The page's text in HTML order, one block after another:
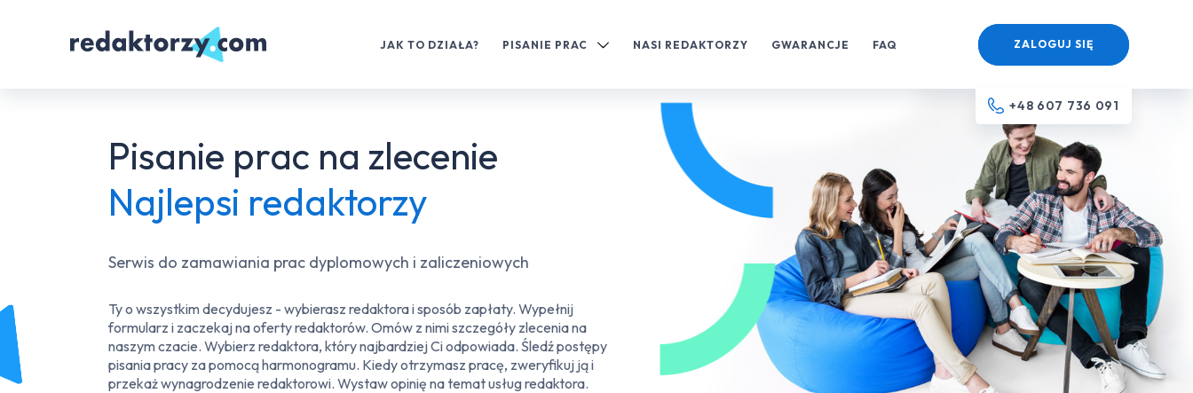
JAK TO DZIAŁA? PISANIE PRAC NASI REDAKTORZY GWARANCJE FAQ
+48 607 736 091
ZALOGUJ SIĘ
Pisanie prac na zlecenie
Najlepsi redaktorzy
Serwis do zamawiania prac dyplomowych i zaliczeniowych
Ty o wszystkim decydujesz - wybierasz redaktora i sposób zapłaty. Wypełnij
formularz i zaczekaj na oferty redaktorów. Omów z nimi szczegóły zlecenia na
naszym czacie. Wybierz redaktora, który najbardziej Ci odpowiada. Śledź postępy
pisania pracy za pomocą harmonogramu. Kiedy otrzymasz pracę, zweryfikuj ją i
przekaż wynagrodzenie redaktorowi. Wystaw opinię na temat usług redaktora.